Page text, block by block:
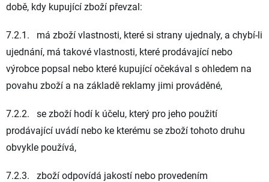
době, kdy kupující zboží převzal:
7.2.1. má zboží vlastnosti, které si strany ujednaly, a chybí-li
ujednání, má takové vlastnosti, které prodávající nebo
výrobce popsal nebo které kupující očekával s ohledem na
povahu zboží a na základě reklamy jimi prováděné,
7.2.2. se zboží hodí k účelu, který pro jeho použití
prodávající uvádí nebo ke kterému se zboží tohoto druhu
obvykle používá,
7.2.3. zboží odpovídá jakostí nebo provedením